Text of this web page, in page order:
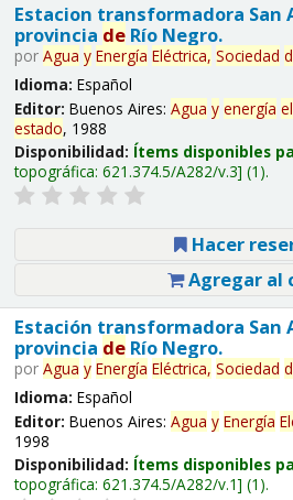
Estacion transformadora San
provincia deRío Negro.
por Agua y Energía Eléctrica, Sociedad
Idioma: Español
Editor: Buenos Aires: Agua y energía
estado, 1988
Disponibilidad: Ítems disponibles
topográfica: 621.374.5/A282/v.3 (1).
Hacer
Agregar al
Estación transformadora San
provincia deRío Negro.
por Agua y Energía Eléctrica, Sociedad
Idioma: Español
Editor: Buenos Aires: Agua y Energía
1998
Disponibilidad: Ítems disponibles
topográfica: 621.374.5/A282/v.1 (1).